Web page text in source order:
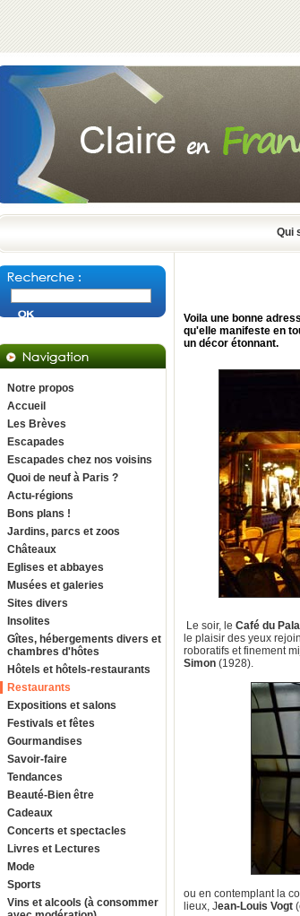
Qui
Notre propos
Accueil
Les Brèves
Escapades
Escapades chez nos voisins
Quoi de neuf à Paris ?
Actu-régions
Bons plans !
Jardins, parcs et zoos
Châteaux
Eglises et abbayes
Musées et galeries
Sites divers
Insolites
Gîtes, hébergements divers et
chambres d'hôtes
Hôtels et hôtels-restaurants
Restaurants
Expositions et salons
Festivals et fêtes
Gourmandises
Savoir-faire
Tendances
Beauté-Bien être
Cadeaux
Concerts et spectacles
Livres et Lectures
Mode
Sports
Vins et alcools (à consommer
Voila une bonne
qu'elle manifeste en
un décor étonnant.
Le soir, le Café du
le plaisir des yeux
roboratifs et finement
Simon (1928).
ou en contemplant la
lieux, Jean-Louis Vogt